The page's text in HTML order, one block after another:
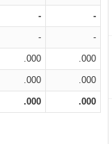
- -
- -
.000 .000
.000 .000
.000 .000